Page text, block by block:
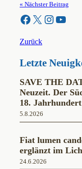
« Nächster Beitrag
Facebook X Instagram YouTube
Zurück
Letzte
SAVE THE
Neuzeit. Der
18.
5.8.2026
Fiat lumen
erglänzt im
24.6.2026